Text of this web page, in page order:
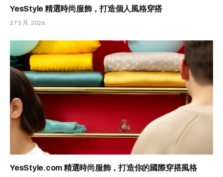
YesStyle 精選時尚服飾，打造個人風格穿搭
27 5 月, 2026
YesStyle.com 精選時尚服飾，打造你的國際穿搭風格